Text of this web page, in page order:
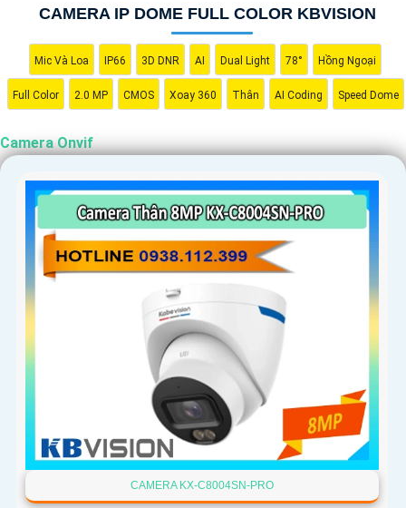
CAMERA IP DOME FULL COLOR KBVISION
Mic Và Loa IP66 3D DNR AI Dual Light 78° Hồng Ngoại
Full Color 2.0 MP CMOS Xoay 360 Thân AI Coding Speed Dome
Camera Onvif
CAMERA KX-C8004SN-PRO